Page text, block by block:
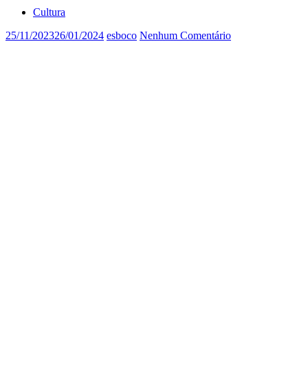
Cultura
25/11/202326/01/2024 esboco Nenhum Comentário